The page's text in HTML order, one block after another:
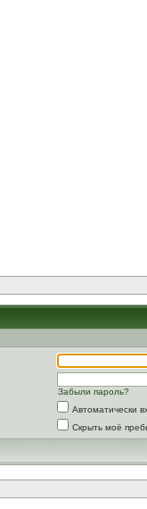
Забыли пароль?
Автоматически
Скрыть моё